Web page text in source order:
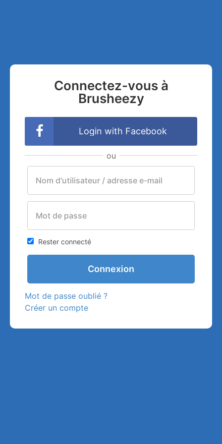
Connectez-vous à
Brusheezy
Login with Facebook
ou
Nom d'utilisateur / adresse e-mail
Mot de passe
Rester connecté
Mot de passe oublié ?
Créer un compte